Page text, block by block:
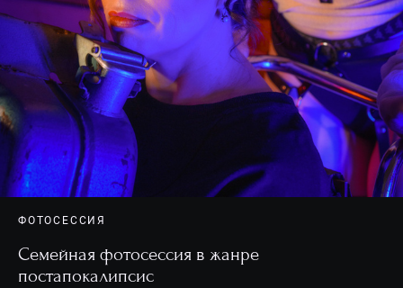
ФОТОСЕССИЯ
Семейная фотосессия в жанре
постапокалипсис